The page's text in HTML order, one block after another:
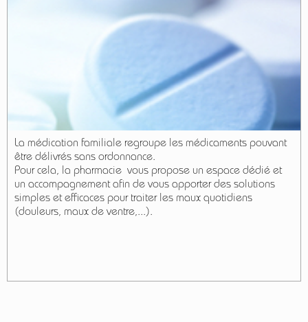
La médication familiale regroupe les médicaments pouvant
être délivrés sans ordonnance.
Pour cela, la pharmacie vous propose un espace dédié et
un accompagnement afin de vous apporter des solutions
simples et efficaces pour traiter les maux quotidiens
(douleurs, maux de ventre,...).